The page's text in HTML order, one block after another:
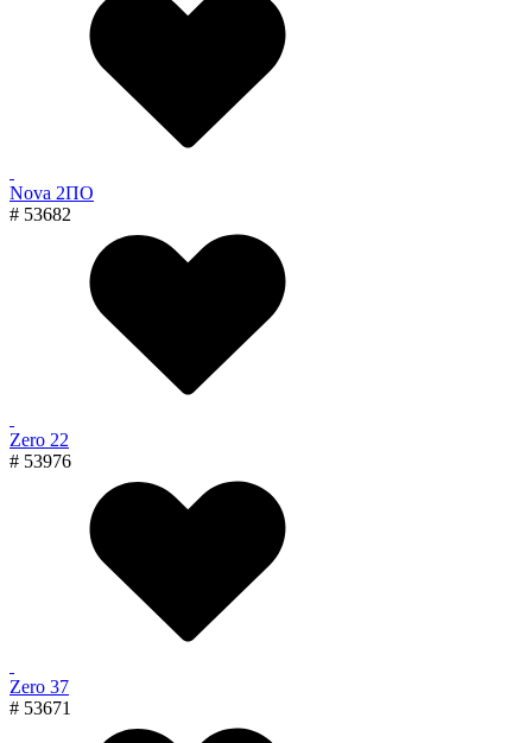
Nova 2ПО
# 53682
Zero 22
# 53976
Zero 37
# 53671